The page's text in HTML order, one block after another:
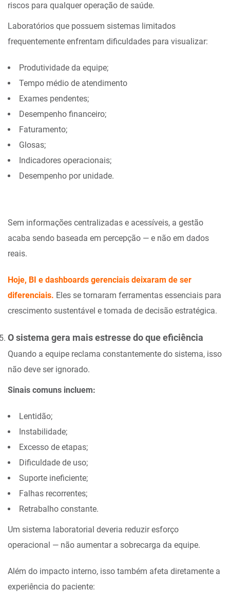
riscos para qualquer operação de saúde.
Laboratórios que possuem sistemas limitados
frequentemente enfrentam dificuldades para visualizar:
Produtividade da equipe;
Tempo médio de atendimento
Exames pendentes;
Desempenho financeiro;
Faturamento;
Glosas;
Indicadores operacionais;
Desempenho por unidade.
Sem informações centralizadas e acessíveis, a gestão
acaba sendo baseada em percepção — e não em dados
reais.
Hoje, BI e dashboards gerenciais deixaram de ser
diferenciais. Eles se tornaram ferramentas essenciais para
crescimento sustentável e tomada de decisão estratégica.
O sistema gera mais estresse do que eficiência
Quando a equipe reclama constantemente do sistema, isso
não deve ser ignorado.
Sinais comuns incluem:
Lentidão;
Instabilidade;
Excesso de etapas;
Dificuldade de uso;
Suporte ineficiente;
Falhas recorrentes;
Retrabalho constante.
Um sistema laboratorial deveria reduzir esforço
operacional — não aumentar a sobrecarga da equipe.
Além do impacto interno, isso também afeta diretamente a
experiência do paciente: